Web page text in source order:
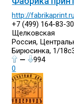
http://
+7 (499) 164-83-30
Щелковская
Россия,
Бирюсинка, 1/
—
994
0